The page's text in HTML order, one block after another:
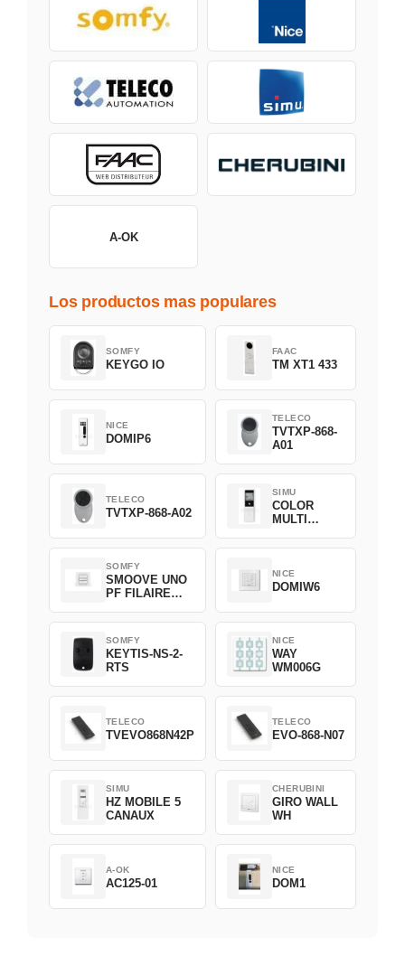
A-OK
Los productos mas populares
SOMFY
KEYGO IO
FAAC
TM XT1 433
NICE
DOMIP6
TELECO
TVTXP-868-
A01
TELECO
TVTXP-868-A02
SIMU
COLOR
MULTI
2007348
SOMFY
SMOOVE UNO
PF FILAIRE
NICE
DOMIW6
SOMFY
KEYTIS-NS-2-
RTS
NICE
WAY
WM006G
TELECO
TVEVO868N42P
TELECO
EVO-868-N07
SIMU
HZ MOBILE 5
CANAUX
CHERUBINI
GIRO WALL
WH
A-OK
AC125-01
NICE
DOM1